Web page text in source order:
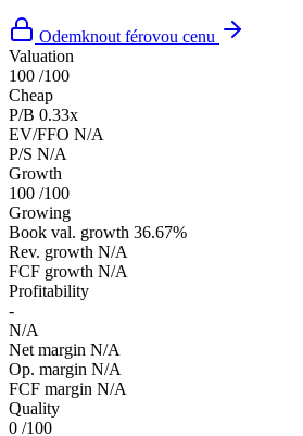
Odemknout férovou cenu
Valuation
100 /100
Cheap
P/B 0.33x
EV/FFO N/A
P/S N/A
Growth
100 /100
Growing
Book val. growth 36.67%
Rev. growth N/A
FCF growth N/A
Profitability
-
N/A
Net margin N/A
Op. margin N/A
FCF margin N/A
Quality
0 /100